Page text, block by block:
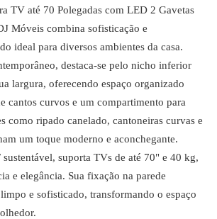
TV até 70 Polegadas com LED 2 Gavetas
Móveis combina sofisticação e
ideal para diversos ambientes da casa.
destaca-se pelo nicho inferior
largura, oferecendo espaço organizado
cantos curvos e um compartimento para
como ripado canelado, cantoneiras curvas e
um toque moderno e aconchegante.
suporta TVs de até 70" e 40 kg,
e elegância. Sua fixação na parede
e sofisticado, transformando o espaço